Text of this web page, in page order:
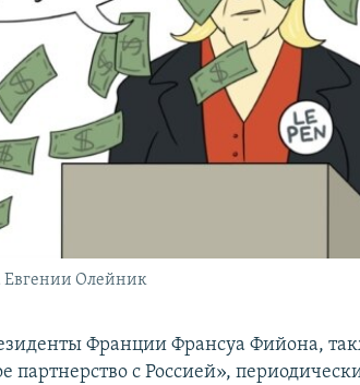
Олейник
Франции Франсуа Фийона,
партнерство с Россией»,